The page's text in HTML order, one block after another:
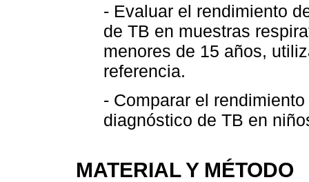
- Evaluar el rendimiento
de TB en muestras
menores de 15 años,
referencia.
- Comparar el
diagnóstico de TB en
MATERIAL Y MÉTODO